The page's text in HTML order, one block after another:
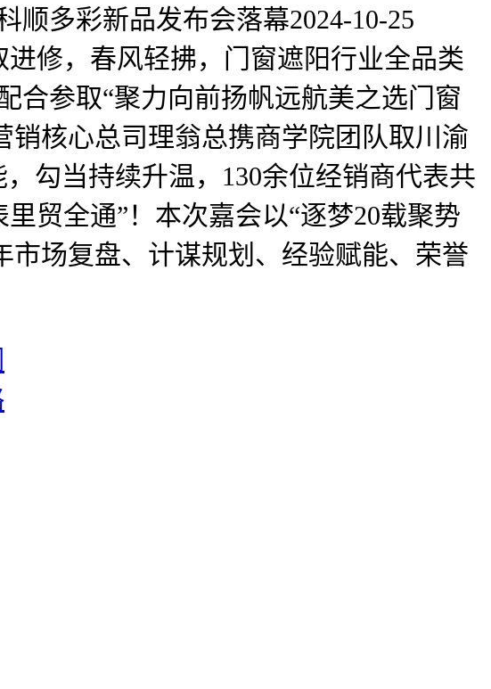
多彩新品发布会落幕2024-10-25
修，春风轻拂，门窗遮阳行业全品类
合参取“聚力向前扬帆远航美之选门窗
销核心总司理翁总携商学院团队取川渝
勾当持续升温，130余位经销商代表共
贸全通”！本次嘉会以“逐梦20载聚势
场复盘、计谋规划、经验赋能、荣誉